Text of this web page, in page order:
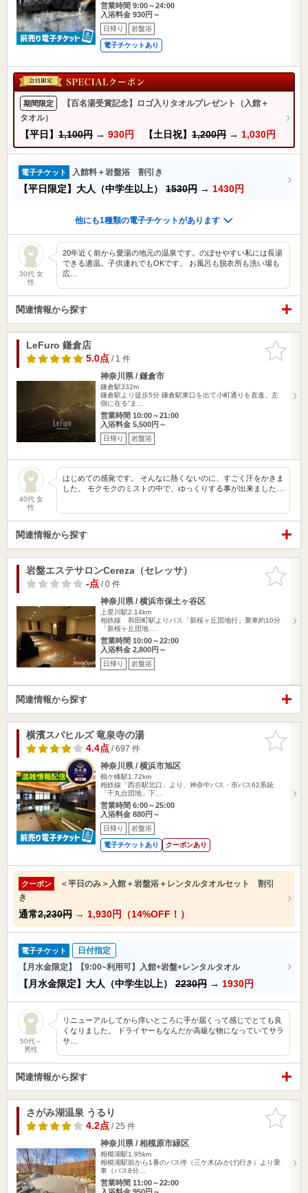
営業時間 9:00～24:00
入浴料金 930円～
日帰り 岩盤浴
電子チケットあり
期間限定
【百名湯受賞記念】ロゴ入りタオルプレゼント（入館＋
タオル）
【平日】 1,100円 → 930円 【土日祝】 1,200円 → 1,030円
電子チケット 入館料＋岩盤浴 割引き
【平日限定】大人（中学生以上） 1530円 → 1430円
他にも1種類の電子チケットがあります
30代 女
性
20年近く前から愛湯の地元の温泉です。のぼせやすい私には長湯
できる適温。子供連れでもOKです。 お風呂も脱衣所も洗い場も
広…
関連情報から探す
お気に入
りに追加
LeFuro 鎌倉店
5.0点/ 1 件
神奈川県 / 鎌倉市
鎌倉駅332m
鎌倉駅より徒歩5分 鎌倉駅東口を出て小町通りを直進。左
側に在る”ま…
営業時間 10:00～21:00
入浴料金 5,500円～
日帰り 岩盤浴
40代 女
性
はじめての感覚です。 そんなに熱くないのに、すごく汗をかきま
した。 モクモクのミストの中で、ゆっくりする事が出来ました…
関連情報から探す
お気に入
りに追加
岩盤エステサロンCereza（セレッサ）
-点/ 0 件
神奈川県 / 横浜市保土ヶ谷区
上星川駅2.14km
相鉄線 和田町駅よりバス「新桜ヶ丘団地行」乗車約10分
「新桜ヶ丘団地…
営業時間 10:00～22:00
入浴料金 2,800円～
日帰り 岩盤浴
関連情報から探す
お気に入
りに追加
横濱スパヒルズ 竜泉寺の湯
4.4点/ 697 件
神奈川県 / 横浜市旭区
鶴ケ峰駅1.72km
相鉄線「西谷駅北口」より、神奈中バス・市バス62系統
「千丸台団地」下…
営業時間 6:00～25:00
入浴料金 880円～
日帰り 岩盤浴
電子チケットあり クーポンあり
クーポン
＜平日のみ＞入館＋岩盤浴＋レンタルタオルセット 割引
き
通常2,230円 → 1,930円（14%OFF！）
電子チケット
日付指定
【月水金限定】【9:00~利用可】入館+岩盤+レンタルタオル
【月水金限定】大人（中学生以上） 2230円 → 1930円
50代～
男性
リニューアルしてから痒いところに手が届くって感じでとても良
くなりました。 ドライヤーもなんだか高級な物になっていてサラ
サ…
関連情報から探す
お気に入
りに追加
さがみ湖温泉 うるり
4.2点/ 25 件
神奈川県 / 相模原市緑区
相模湖駅1.95km
相模湖駅前から1番のバス停（三ケ木(みかげ)行き）より乗
車（バス8分…
営業時間 11:00～22:00